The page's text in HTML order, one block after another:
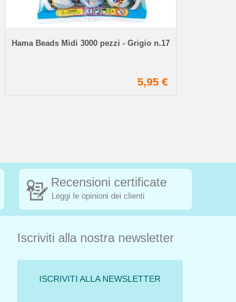
Hama Beads Midi 3000 pezzi - Grigio n.17
5,95 €
Recensioni certificate
Leggi le opinioni dei clienti
Iscriviti alla nostra newsletter
ISCRIVITI ALLA NEWSLETTER